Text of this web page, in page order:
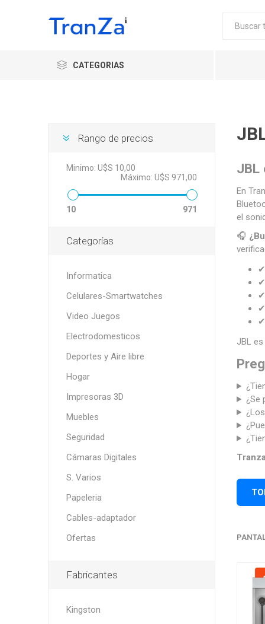
CATEGORIAS
JBL
En
el
🎧
JBL
¿Se
Rango de precios
Minimo: U$S 10,00
Máximo: U$S 971,00
10 971
Categorías
Informatica
Celulares-Smartwatches
Video Juegos
Electrodomesticos
Deportes y Aire libre
Hogar
Impresoras 3D
Muebles
Seguridad
Cámaras Digitales
S. Varios
Papeleria
Cables-adaptador
Ofertas
Fabricantes
Kingston